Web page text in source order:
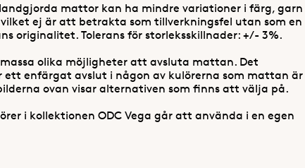
mattor kan ha mindre variationer i färg, garn
ej är att betrakta som tillverkningsfel utan som en
originalitet. Tolerans för storleksskillnader: +/- 3%.
olika möjligheter att avsluta mattan. Det
ett enfärgat avslut i någon av kulörerna som mattan är
ovan visar alternativen som finns att välja på.
i kollektionen ODC Vega går att använda i en egen